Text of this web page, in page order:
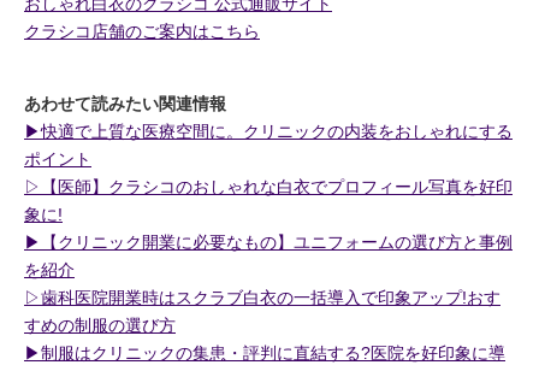
クラシコ店舗のご案内はこちら
あわせて読みたい関連情報
▶︎快適で上質な医療空間に。クリニックの内装をおしゃれにする
ポイント
▷【医師】クラシコのおしゃれな白衣でプロフィール写真を好印
象に!
▶︎【クリニック開業に必要なもの】ユニフォームの選び方と事例
を紹介
▷歯科医院開業時はスクラブ白衣の一括導入で印象アップ!おす
すめの制服の選び方
▶︎制服はクリニックの集患・評判に直結する?医院を好印象に導